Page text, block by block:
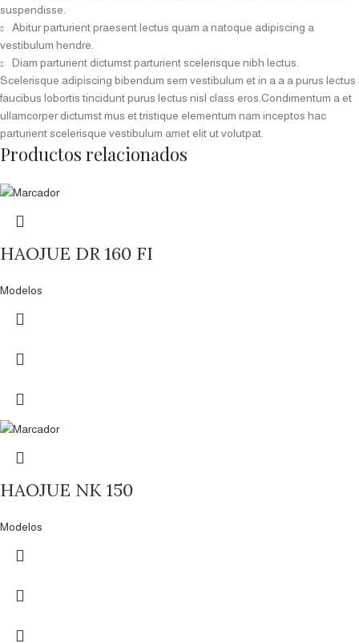
suspendisse.
Abitur parturient praesent lectus quam a natoque adipiscing a
vestibulum hendre.
Diam parturient dictumst parturient scelerisque nibh lectus.
Scelerisque adipiscing bibendum sem vestibulum et in a a a purus lectus
faucibus lobortis tincidunt purus lectus nisl class eros.Condimentum a et
ullamcorper dictumst mus et tristique elementum nam inceptos hac
parturient scelerisque vestibulum amet elit ut volutpat.
Productos relacionados
HAOJUE DR 160 FI
Modelos
HAOJUE NK 150
Modelos